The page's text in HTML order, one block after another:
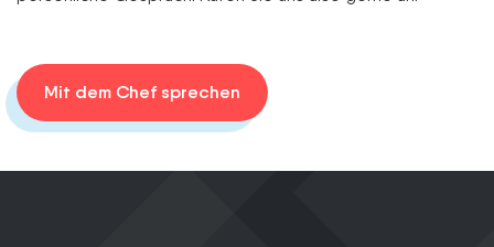
Mit dem Chef sprechen